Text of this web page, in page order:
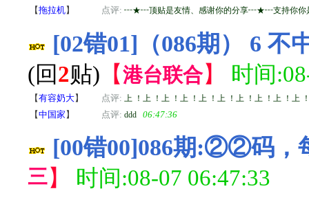
【拖拉机】 点评: ┅★┅顶贴是友情、感谢你的分享┅★┅支持你
[02错01]（086期） 6 不
(回2贴) 【港台联合】 时间
【有容奶大】 点评: 上 ！上 ！上 ！上 ！上 ！上 ！上 ！上 ！上 ！上
【中国家】 点评: ddd 06:47:36
[00错00]086期:②②码，
三】 时间:08-07 06:47:33